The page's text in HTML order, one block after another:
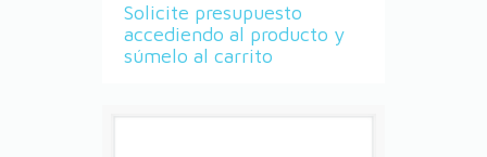
Solicite presupuesto
accediendo al producto y
súmelo al carrito